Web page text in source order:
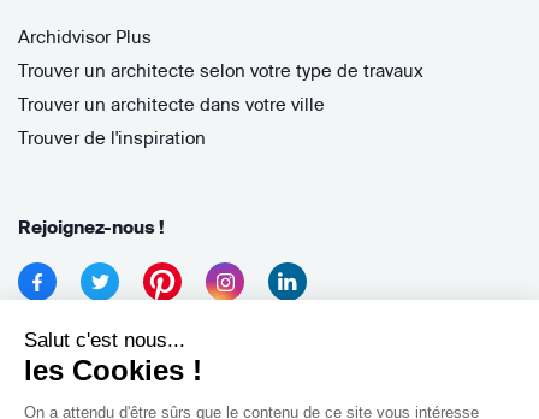
Salut c'est nous...
les Cookies !
On a attendu d'être sûrs que le contenu de ce site vous intéresse
Archidvisor Plus
Trouver un architecte selon votre type de travaux
Trouver un architecte dans votre ville
Trouver de l'inspiration
Rejoignez-nous !